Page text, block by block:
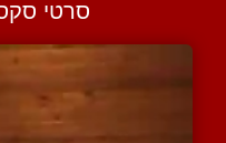
סרטי